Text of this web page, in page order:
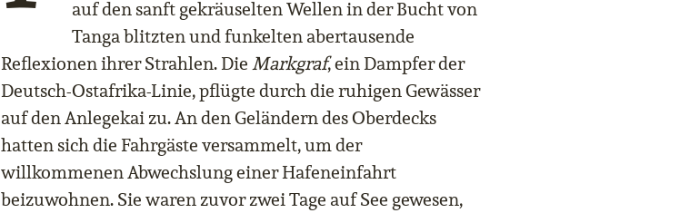
auf den sanft gekräuselten Wellen in der Bucht von
Tanga blitzten und funkelten abertausende
Reflexionen ihrer Strahlen. DieMarkgraf, ein Dampfer der
Deutsch-Ostafrika-Linie, pflügte durch die ruhigen Gewässer
auf den Anlegekai zu. An den Geländern des Oberdecks
hatten sich die Fahrgäste versammelt, um der
willkommenen Abwechslung einer Hafeneinfahrt
beizuwohnen. Sie waren zuvor zwei Tage auf See gewesen,